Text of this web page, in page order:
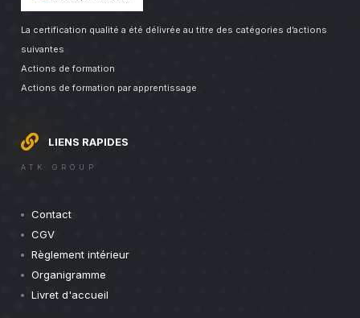
La certification qualité a été délivrée au titre des catégories d’actions
suivantes
Actions de formation
Actions de formation par apprentissage
LIENS RAPIDES
ATK GROUP
Contact
CGV
Règlement intérieur
Organigramme
Livret d'accueil